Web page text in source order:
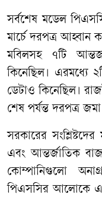
সর্বশেষ মডেল
মার্চে দরপত্র আহ্বান
মবিলসহ ৭টি
কিনেছিল। এরমধ্যে
ডেটাও কিনেছিল।
শেষ পর্যন্ত দরপত্র
সরকারের
এবং আন্তর্জাতিক
কোম্পানিগুলো
পিএসসির আলোকে